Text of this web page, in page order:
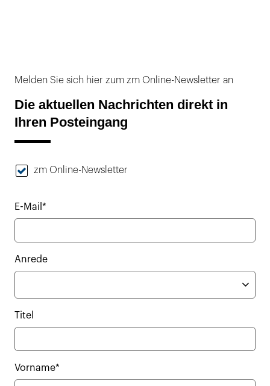
Melden Sie sich hier zum zm Online-Newsletter an
Die aktuellen Nachrichten direkt in
Ihren Posteingang
zm Online-Newsletter
E-Mail*
Anrede
Titel
Vorname*